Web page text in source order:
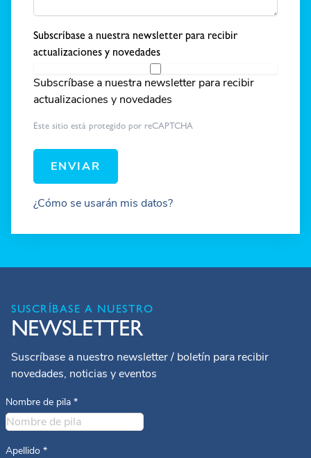
Subscríbase a nuestra newsletter para recibir
actualizaciones y novedades
Subscríbase a nuestra newsletter para recibir
actualizaciones y novedades
Este sitio está protegido por reCAPTCHA
ENVIAR
¿Cómo se usarán mis datos?
SUSCRÍBASE A NUESTRO
NEWSLETTER
Suscríbase a nuestro newsletter / boletín para recibir
novedades, noticias y eventos
Nombre de pila *
Apellido *